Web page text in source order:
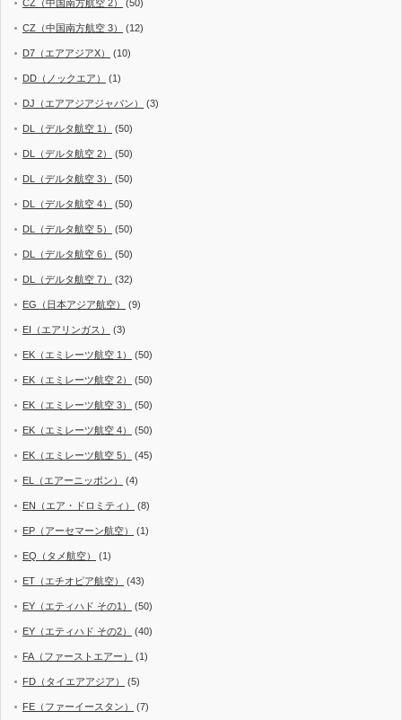
CZ（中国南方航空 2） (50)
CZ（中国南方航空 3） (12)
D7（エアアジアX） (10)
DD（ノックエア） (1)
DJ（エアアジアジャパン） (3)
DL（デルタ航空 1） (50)
DL（デルタ航空 2） (50)
DL（デルタ航空 3） (50)
DL（デルタ航空 4） (50)
DL（デルタ航空 5） (50)
DL（デルタ航空 6） (50)
DL（デルタ航空 7） (32)
EG（日本アジア航空） (9)
EI（エアリンガス） (3)
EK（エミレーツ航空 1） (50)
EK（エミレーツ航空 2） (50)
EK（エミレーツ航空 3） (50)
EK（エミレーツ航空 4） (50)
EK（エミレーツ航空 5） (45)
EL（エアーニッポン） (4)
EN（エア・ドロミティ） (8)
EP（アーセマーン航空） (1)
EQ（タメ航空） (1)
ET（エチオピア航空） (43)
EY（エティハド その1） (50)
EY（エティハド その2） (40)
FA（ファーストエアー） (1)
FD（タイエアアジア） (5)
FE（ファーイースタン） (7)